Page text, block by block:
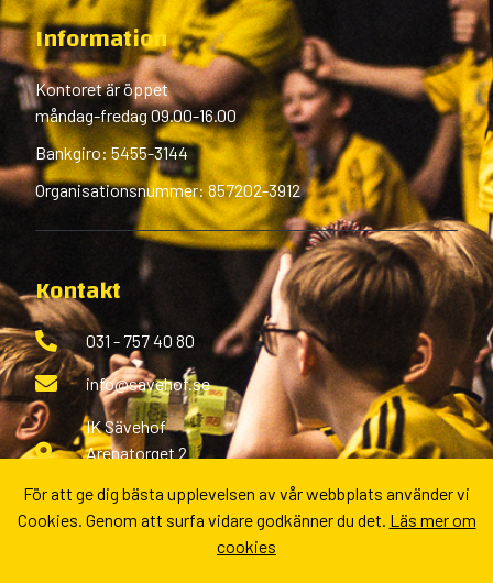
Information
Kontoret är öppet
måndag-fredag 09.00-16.00
Bankgiro: 5455-3144
Organisationsnummer: 857202-3912
Kontakt
031 - 757 40 80
info@savehof.se
IK Sävehof
Arenatorget 2
Fler kontaktvägar
För att ge dig bästa upplevelsen av vår webbplats använder vi
Cookies. Genom att surfa vidare godkänner du det. Läs mer om
cookies